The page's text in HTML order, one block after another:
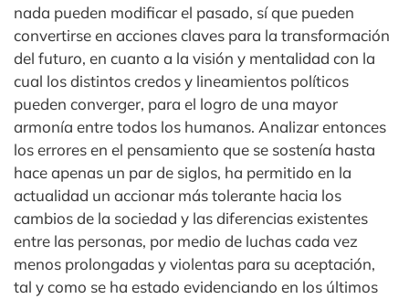
nada pueden modificar el pasado, sí que pueden
convertirse en acciones claves para la transformación
del futuro, en cuanto a la visión y mentalidad con la
cual los distintos credos y lineamientos políticos
pueden converger, para el logro de una mayor
armonía entre todos los humanos. Analizar entonces
los errores en el pensamiento que se sostenía hasta
hace apenas un par de siglos, ha permitido en la
actualidad un accionar más tolerante hacia los
cambios de la sociedad y las diferencias existentes
entre las personas, por medio de luchas cada vez
menos prolongadas y violentas para su aceptación,
tal y como se ha estado evidenciando en los últimos